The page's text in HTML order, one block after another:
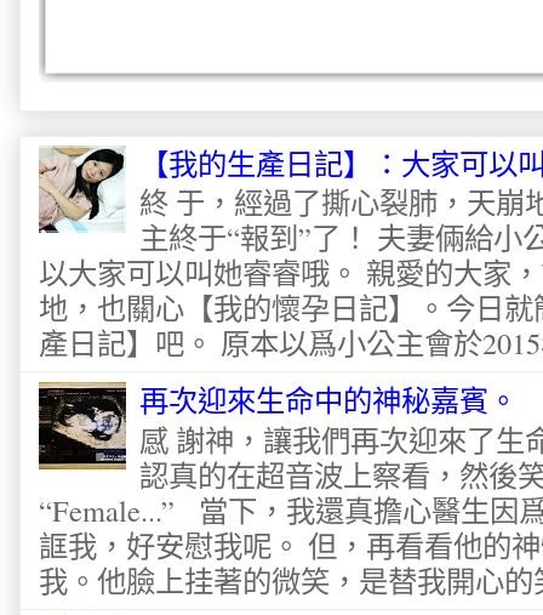
【我的生產日記】：大家可以
終 于，經過了撕心裂肺，天崩
主終于“報到”了！ 夫妻倆給小
以大家可以叫她睿睿哦。 親愛的大家
地，也關心【我的懷孕日記】。今日
產日記】吧。 原本以爲小公主會於
再次迎來生命中的神秘嘉賓。
感 謝神，讓我們再次迎來了生
認真的在超音波上察看，然後
“Female...” 當下，我還真擔心醫生因
誆我，好安慰我呢。 但，再看看他的
我。他臉上挂著的微笑，是替我開心的